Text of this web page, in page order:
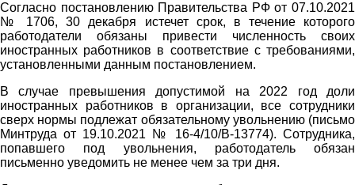
Согласно постановлению Правительства РФ от 07.10.2021
№ 1706, 30 декабря истечет срок, в течение которого
работодатели обязаны привести численность своих
иностранных работников в соответствие с требованиями,
установленными данным постановлением.
В случае превышения допустимой на 2022 год доли
иностранных работников в организации, все сотрудники
сверх нормы подлежат обязательному увольнению (письмо
Минтруда от 19.10.2021 № 16-4/10/В-13774). Сотрудника,
попавшего под увольнения, работодатель обязан
письменно уведомить не менее чем за три дня.